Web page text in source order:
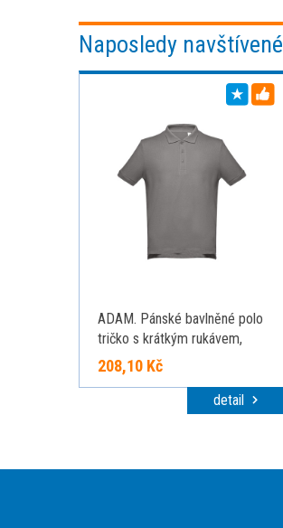
Naposledy navštívené
ADAM. Pánské bavlněné polo
tričko s krátkým rukávem,
šedá, XXL
208,10 Kč
detail